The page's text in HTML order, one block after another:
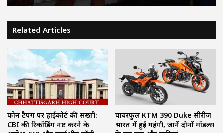
Related Articles
फोन टैपिंग पर हाईकोर्ट की सख्ती:
CBI की रिकॉर्डिंग नष्ट करने के
पावरफुल KTM 390 Duke सीरीज
भारत में हुई महंगी, जानें दोनों मॉडल्स